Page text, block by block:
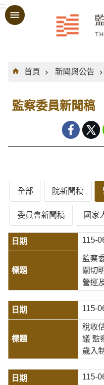
跳到主要內容區塊
:::
:::
首頁
新聞與公告
監察委員新聞稿
全部 院新聞稿
委員會新聞稿 國家
115-
監察
關切
營運
115-
稅收
議 監
歲入
115-